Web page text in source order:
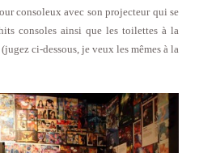
consoleux avec son projecteur qui se
consoles ainsi que les toilettes à la
ci-dessous, je veux les mêmes à la